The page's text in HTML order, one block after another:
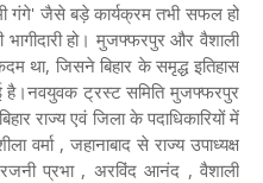
गंगे' जैसे बड़े कार्यक्रम तभी सफल हो
हो। मुजफ्फरपुर और वैशाली
था, जिसने बिहार के समृद्ध इतिहास
है।नवयुवक ट्रस्ट समिति मुजफ्फरपुर
राज्य एवं जिला के पदाधिकारियों में
वर्मा , जहानाबाद से राज्य उपाध्यक्ष
प्रभा , अरविंद आनंद , वैशाली